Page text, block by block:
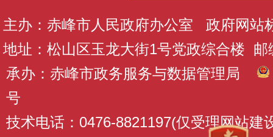
主办：赤峰市人民政府办公室 政府网站
地址：松山区玉龙大街1号党政综合楼 邮
承办：赤峰市政务服务与数据管理局
号
技术电话：0476-8821197(仅受理网站建